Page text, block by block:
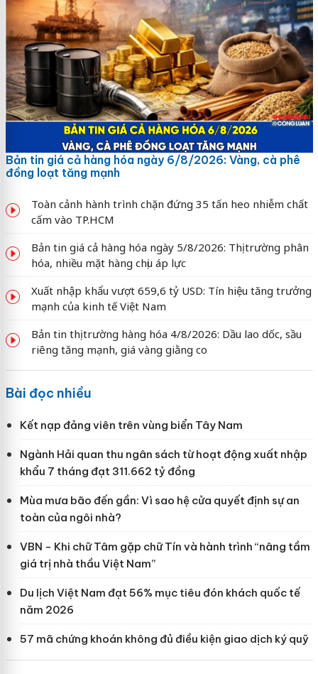
Bản tin giá cả hàng hóa ngày 6/8/2026: Vàng, cà phê
đồng loạt tăng mạnh
Toàn cảnh hành trình chặn đứng 35 tấn heo nhiễm chất
cấm vào TP.HCM
Bản tin giá cả hàng hóa ngày 5/8/2026: Thị trường phân
hóa, nhiều mặt hàng chịu áp lực
Xuất nhập khẩu vượt 659,6 tỷ USD: Tín hiệu tăng trưởng
mạnh của kinh tế Việt Nam
Bản tin thị trường hàng hóa 4/8/2026: Dầu lao dốc, sầu
riêng tăng mạnh, giá vàng giằng co
Bài đọc nhiều
Kết nạp đảng viên trên vùng biển Tây Nam
Ngành Hải quan thu ngân sách từ hoạt động xuất nhập
khẩu 7 tháng đạt 311.662 tỷ đồng
Mùa mưa bão đến gần: Vì sao hệ cửa quyết định sự an
toàn của ngôi nhà?
VBN - Khi chữ Tâm gặp chữ Tín và hành trình “nâng tầm
giá trị nhà thầu Việt Nam”
Du lịch Việt Nam đạt 56% mục tiêu đón khách quốc tế
năm 2026
57 mã chứng khoán không đủ điều kiện giao dịch ký quỹ